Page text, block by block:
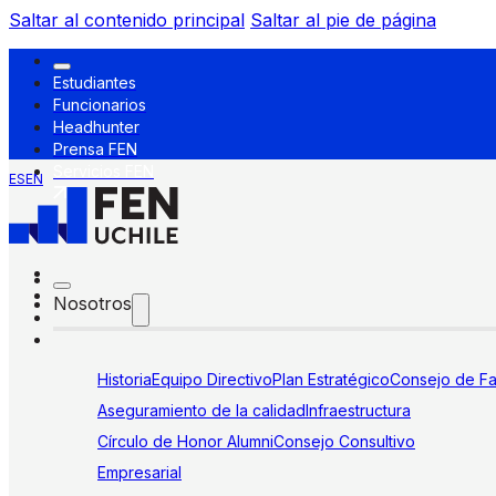
Saltar al contenido principal Saltar al pie de página
Estudiantes
Funcionarios
Headhunter
Prensa FEN
ESEN
Nosotros
HistoriaEquipo DirectivoPlan EstratégicoConsejo de
Aseguramiento de la calidadInfraestructura
Círculo de Honor AlumniConsejo Consultivo
Empresarial